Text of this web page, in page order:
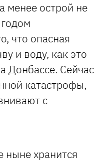
менее острой не
что опасная
и воду, как это
Донбассе. Сейчас
катастрофы,
с
ныне хранится